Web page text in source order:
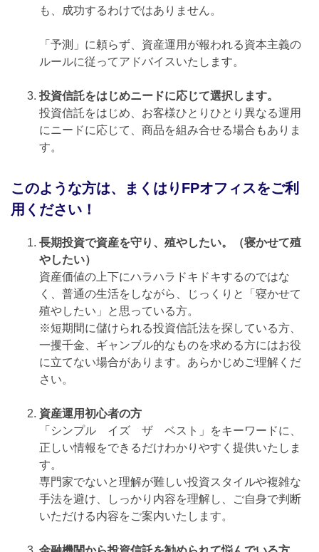
も、成功するわけではありません。
「予測」に頼らず、資産運用が報われる資本主義の
ルールに従ってアドバイスいたします。
投資信託をはじめニードに応じて選択します。
投資信託をはじめ、お客様ひとりひとり異なる運用
にニードに応じて、商品を組み合せる場合もありま
す。
このような方は、まくはりFPオフィスをご利
用ください！
長期投資で資産を守り、殖やしたい。（寝かせて殖
やしたい）
資産価値の上下にハラハラドキドキするのではな
く、普通の生活をしながら、じっくりと「寝かせて
殖やしたい」と思っている方。
※短期間に儲けられる投資信託法を探している方、
一攫千金、ギャンブル的なものを求める方にはお役
に立てない場合があります。あらかじめご理解くだ
さい。
資産運用初心者の方
「シンプル イズ ザ ベスト」をキーワードに、
正しい情報をできるだけわかりやすく提供いたしま
す。
専門家でないと理解が難しい投資スタイルや複雑な
手法を避け、しっかり内容を理解し、ご自身で判断
いただける内容をご案内いたします。